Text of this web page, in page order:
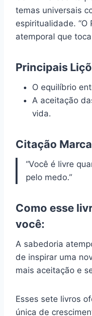
temas universais
espiritualidade. “O
atemporal que
Principais
O equilíbrio
A aceitação
vida.
Citação
“Você é livre
pelo medo.”
Como esse
você:
A sabedoria
de inspirar uma
mais aceitação e
Esses sete livros
única de